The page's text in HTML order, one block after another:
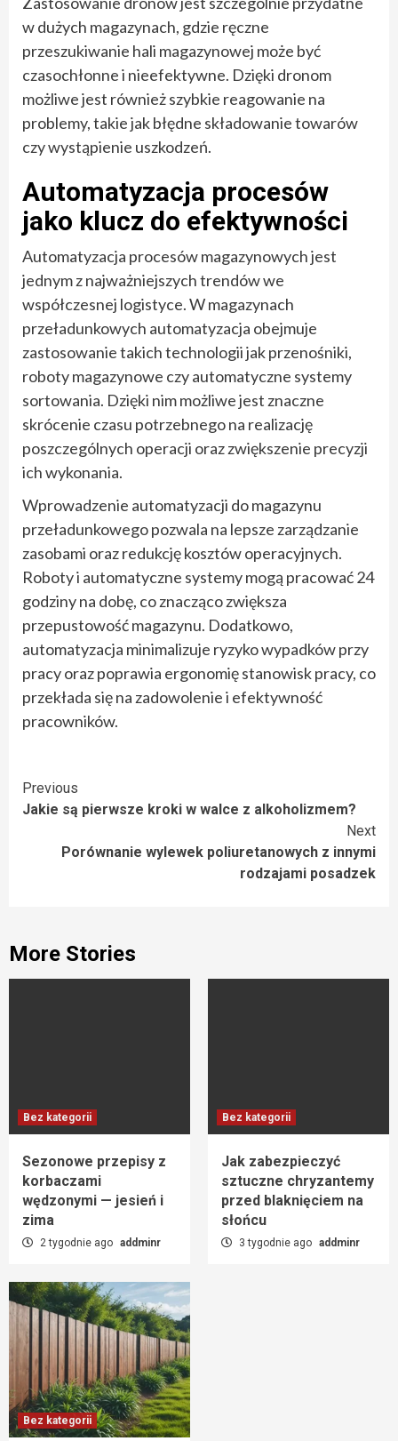
w dużych magazynach, gdzie ręczne
przeszukiwanie hali magazynowej może być
czasochłonne i nieefektywne. Dzięki dronom
możliwe jest również szybkie reagowanie na
problemy, takie jak błędne składowanie towarów
czy wystąpienie uszkodzeń.
Automatyzacja procesów
jako klucz do efektywności
Automatyzacja procesów magazynowych jest
jednym z najważniejszych trendów we
współczesnej logistyce. W magazynach
przeładunkowych automatyzacja obejmuje
zastosowanie takich technologii jak przenośniki,
roboty magazynowe czy automatyczne systemy
sortowania. Dzięki nim możliwe jest znaczne
skrócenie czasu potrzebnego na realizację
poszczególnych operacji oraz zwiększenie precyzji
ich wykonania.
Wprowadzenie automatyzacji do magazynu
przeładunkowego pozwala na lepsze zarządzanie
zasobami oraz redukcję kosztów operacyjnych.
Roboty i automatyczne systemy mogą pracować 24
godziny na dobę, co znacząco zwiększa
przepustowość magazynu. Dodatkowo,
automatyzacja minimalizuje ryzyko wypadków przy
pracy oraz poprawia ergonomię stanowisk pracy, co
przekłada się na zadowolenie i efektywność
pracowników.
Continue
Reading
Previous
Jakie są pierwsze kroki w walce z alkoholizmem?
Next
Porównanie wylewek poliuretanowych z innymi
rodzajami posadzek
More Stories
Bez kategorii
Sezonowe przepisy z
korbaczami
wędzonymi — jesień i
zima
2 tygodnie ago addminr
Bez kategorii
Jak zabezpieczyć
sztuczne chryzantemy
przed blaknięciem na
słońcu
3 tygodnie ago addminr
Bez kategorii